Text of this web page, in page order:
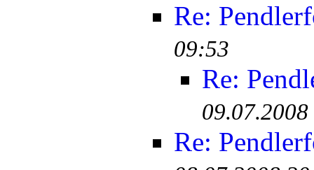
Re:
09:53
Re:
Re: